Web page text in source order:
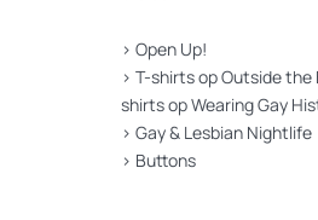
> Open Up!
> T-shirts op Outside the
shirts op Wearing Gay
> Gay & Lesbian Nightlife
> Buttons